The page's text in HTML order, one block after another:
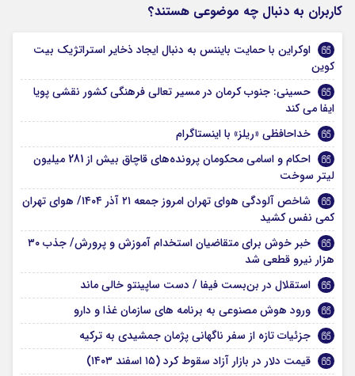
کاربران به دنبال چه موضوعی هستند؟
اوکراین با حمایت بایننس به دنبال ایجاد ذخایر استراتژیک بیت
کوین
حسینی: جنوب کرمان در مسیر تعالی فرهنگی کشور نقشی پویا
ایفا می کند
خداحافظی «ریلز» با اینستاگرام
احکام و اسامی محکومان پرونده‌های قاچاق بیش از 281 میلیون
لیتر سوخت
شاخص آلودگی هوای تهران امروز جمعه ۲۱ آذر ۱۴۰۴/ هوای تهران
کمی نفس کشید
خبر خوش برای متقاضیان استخدام آموزش و پرورش/ جذب ۳۰
هزار نیرو قطعی شد
استقلال در بن‌بست فیفا / دست ساپینتو خالی ماند
ورود هوش مصنوعی به برنامه های سازمان غذا و دارو
جزئیات تازه از سفر ناگهانی پژمان جمشیدی به ترکیه
قیمت دلار در بازار آزاد سقوط کرد (۱۵ اسفند ۱۴۰۳)